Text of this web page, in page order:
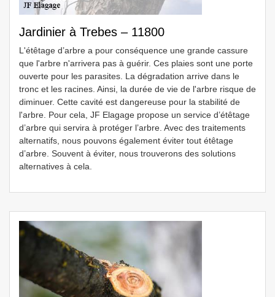
Jardinier à Trebes – 11800
L'étêtage d’arbre a pour conséquence une grande cassure
que l'arbre n'arrivera pas à guérir. Ces plaies sont une porte
ouverte pour les parasites. La dégradation arrive dans le
tronc et les racines. Ainsi, la durée de vie de l'arbre risque de
diminuer. Cette cavité est dangereuse pour la stabilité de
l'arbre. Pour cela, JF Elagage propose un service d’étêtage
d’arbre qui servira à protéger l’arbre. Avec des traitements
alternatifs, nous pouvons également éviter tout étêtage
d’arbre. Souvent à éviter, nous trouverons des solutions
alternatives à cela.